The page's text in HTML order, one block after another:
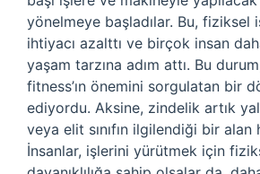
yönelmeye başladılar. Bu, fiziksel
ihtiyacı azalttı ve birçok insan
yaşam tarzına adım attı. Bu
fitness’ın önemini sorgulatan bir
ediyordu. Aksine, zindelik artık
veya elit sınıfın ilgilendiği bir alan
İnsanlar, işlerini yürütmek için